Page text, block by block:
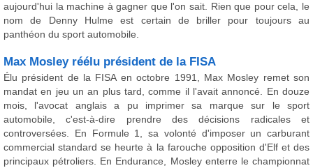
aujourd'hui la machine à gagner que l'on sait. Rien que pour cela, le
nom de Denny Hulme est certain de briller pour toujours au
panthéon du sport automobile.
Max Mosley réélu président de la FISA
Élu président de la FISA en octobre 1991, Max Mosley remet son
mandat en jeu un an plus tard, comme il l'avait annoncé. En douze
mois, l'avocat anglais a pu imprimer sa marque sur le sport
automobile, c'est-à-dire prendre des décisions radicales et
controversées. En Formule 1, sa volonté d'imposer un carburant
commercial standard se heurte à la farouche opposition d'Elf et des
principaux pétroliers. En Endurance, Mosley enterre le championnat